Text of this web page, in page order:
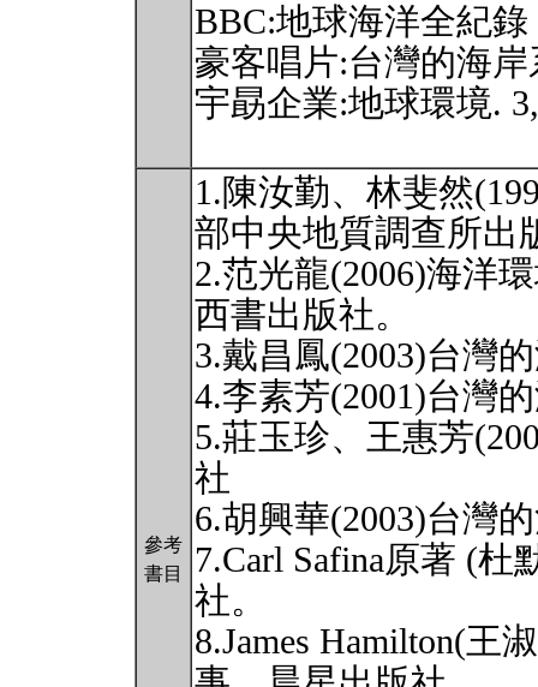
BBC:地球海洋全紀錄
豪客唱片:台灣的海岸
宇勗企業:地球環境.
參考
書目
1.陳汝勤、林斐然
部中央地質調查所出
2.范光龍(2006)海洋
西書出版社。
3.戴昌鳳(2003)台灣
4.李素芳(2001)台灣
5.莊玉珍、王惠芳
社
6.胡興華(2003)台灣
7.Carl Safina原著 (
社。
8.James Hamilton(王